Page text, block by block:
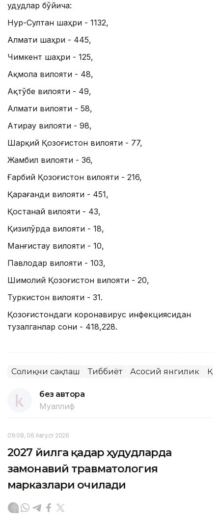
Ҳудудлар бўйича:
Нур-Султан шаҳри - 1132,
Алмати шаҳри - 445,
Чимкент шаҳри - 125,
Ақмола вилояти - 48,
Ақтўбе вилояти - 49,
Алмати вилояти - 58,
Атирау вилояти - 98,
Шарқий Қозоғистон вилояти - 77,
Жамбил вилояти - 36,
Ғарбий Қозоғистон вилояти - 216,
Қарағанди вилояти - 451,
Қостанай вилояти - 43,
Қизилўрда вилояти - 18,
Манғистау вилояти - 10,
Павлодар вилояти - 103,
Шимолий Қозоғистон вилояти - 20,
Туркистон вилояти - 31.
Қозоғистондаги коронавирус инфекциясидан
тузалганлар сони - 418,228.
Соғлиқни сақлаш Тиббиёт Асосий янгилик ҚР
без автора
Муаллиф
09:08, 06 Август 2026
2027 йилга қадар ҳудудларда
замонавий травматология
марказлари очилади